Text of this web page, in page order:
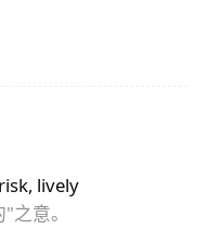
lively
意。